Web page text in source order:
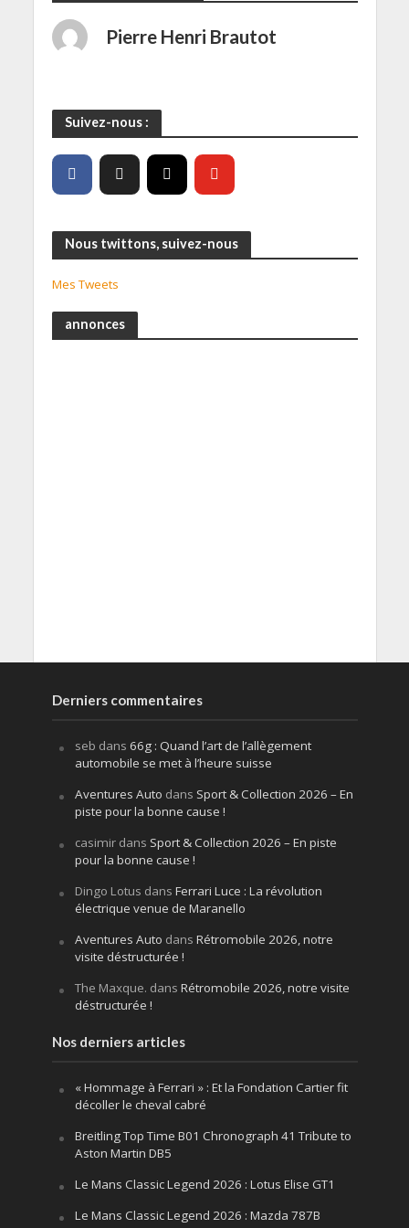
Pierre Henri Brautot
Suivez-nous :
Nous twittons, suivez-nous
Mes Tweets
annonces
Derniers commentaires
seb dans 66g : Quand l’art de l’allègement
automobile se met à l’heure suisse
Aventures Auto dans Sport & Collection 2026 – En
piste pour la bonne cause !
casimirdans Sport & Collection 2026 – En piste
pour la bonne cause !
Dingo Lotus dans Ferrari Luce : La révolution
électrique venue de Maranello
Aventures Auto dans Rétromobile 2026, notre
visite déstructurée !
The Maxque. dans Rétromobile 2026, notre visite
déstructurée !
Nos derniers articles
« Hommage à Ferrari » : Et la Fondation Cartier fit
décoller le cheval cabré
Breitling Top Time B01 Chronograph 41 Tribute to
Aston Martin DB5
Le Mans Classic Legend 2026 : Lotus Elise GT1
Le Mans Classic Legend 2026 : Mazda 787B